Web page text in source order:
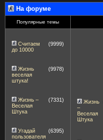
На форуме
Популярные темы
Считаем
до 10000
(9999)
Жизнь
веселая
штука!
(9978)
Жизнь –
Веселая
Штука
(7331)
Угадай
пользователя
(6395)
Жизнь
–
Веселая
Штука